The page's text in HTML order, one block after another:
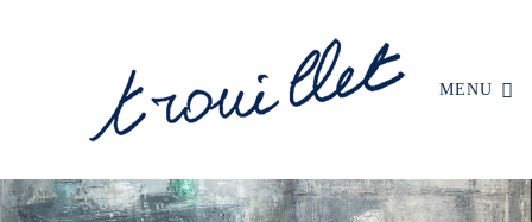
MENU